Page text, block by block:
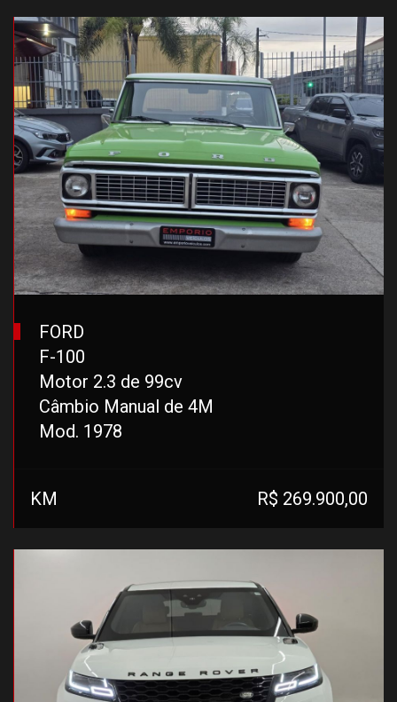
FORD
F-100
Motor 2.3 de 99cv
Câmbio Manual de 4M
Mod. 1978
KM R$ 269.900,00